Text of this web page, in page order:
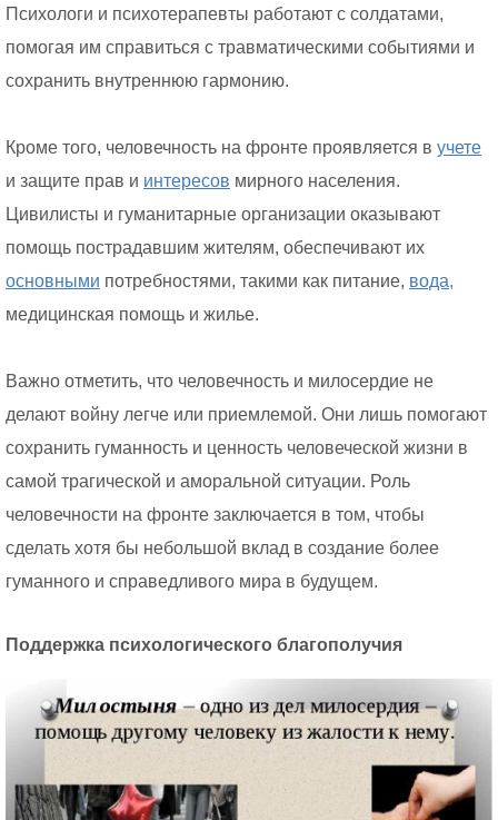
Психологи и психотерапевты работают с солдатами,
помогая им справиться с травматическими событиями и
сохранить внутреннюю гармонию.
Кроме того, человечность на фронте проявляется в учете
и защите прав и интересов мирного населения.
Цивилисты и гуманитарные организации оказывают
помощь пострадавшим жителям, обеспечивают их
основными потребностями, такими как питание, вода,
медицинская помощь и жилье.
Важно отметить, что человечность и милосердие не
делают войну легче или приемлемой. Они лишь помогают
сохранить гуманность и ценность человеческой жизни в
самой трагической и аморальной ситуации. Роль
человечности на фронте заключается в том, чтобы
сделать хотя бы небольшой вклад в создание более
гуманного и справедливого мира в будущем.
Поддержка психологического благополучия